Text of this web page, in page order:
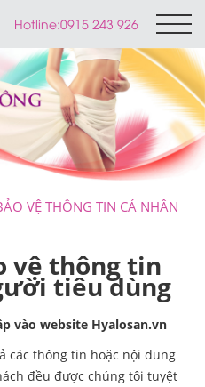
Hotline:0915 243 926
VỆ THÔNG TIN CÁ NHÂN
vệ thông tin
tiêu dùng
vào website Hyalosan.vn
các thông tin hoặc nội dung
đều được chúng tôi tuyệt